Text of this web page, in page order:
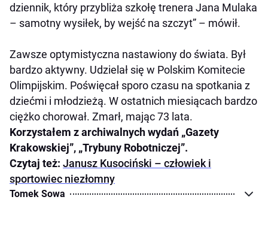
dziennik, który przybliża szkołę trenera Jana Mulaka
– samotny wysiłek, by wejść na szczyt” – mówił.
Zawsze optymistyczna nastawiony do świata. Był
bardzo aktywny. Udzielał się w Polskim Komitecie
Olimpijskim. Poświęcał sporo czasu na spotkania z
dziećmi i młodzieżą. W ostatnich miesiącach bardzo
ciężko chorował. Zmarł, mając 73 lata.
Korzystałem z archiwalnych wydań „Gazety
Krakowskiej”, „Trybuny Robotniczej”.
Czytaj też: Janusz Kusociński – człowiek i
sportowiec niezłomny
Tomek Sowa